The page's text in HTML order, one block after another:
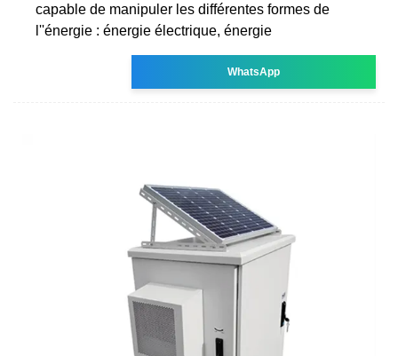
capable de manipuler les différentes formes de
l''énergie : énergie électrique, énergie
WhatsApp